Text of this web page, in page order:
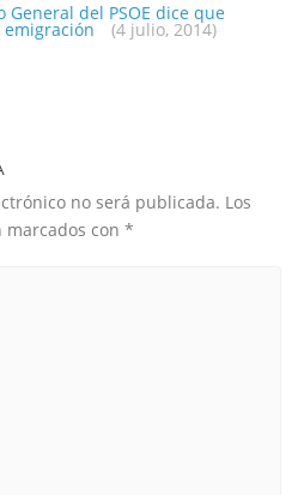
General del PSOE dice que
(4 julio, 2014)
no será publicada. Los
con *